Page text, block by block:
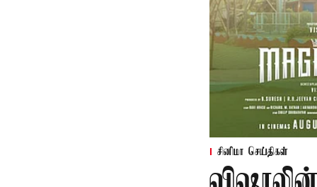
சினிமா செய்திகள்